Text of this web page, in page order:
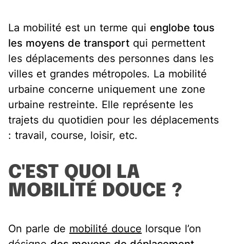
La mobilité est un terme qui englobe tous
les moyens de transport qui permettent
les déplacements des personnes dans les
villes et grandes métropoles. La mobilité
urbaine concerne uniquement une zone
urbaine restreinte. Elle représente les
trajets du quotidien pour les déplacements
: travail, course, loisir, etc.
C'EST QUOI LA
MOBILITÉ DOUCE ?
On parle de mobilité douce lorsque l’on